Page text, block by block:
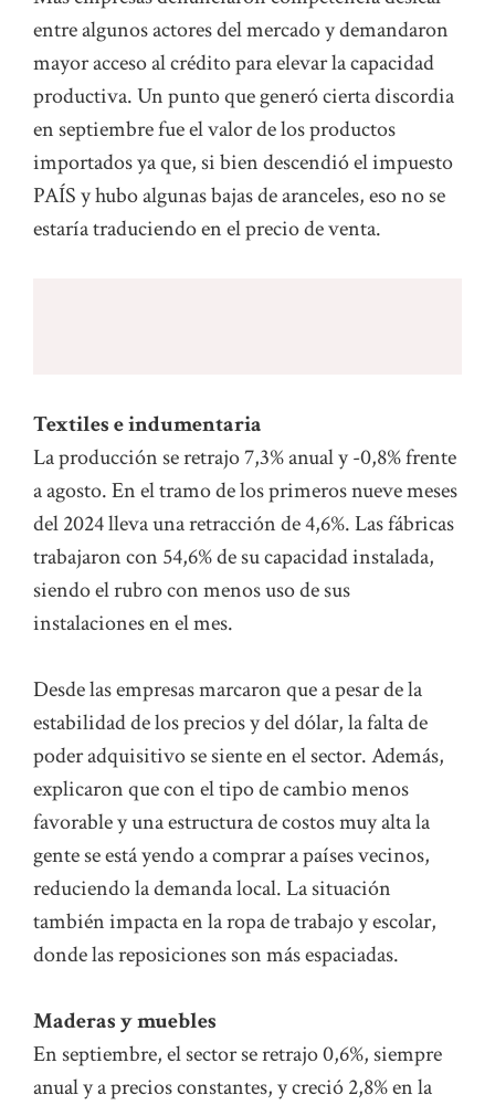
entre algunos actores del mercado y demandaron
mayor acceso al crédito para elevar la capacidad
productiva. Un punto que generó cierta discordia
en septiembre fue el valor de los productos
importados ya que, si bien descendió el impuesto
PAÍS y hubo algunas bajas de aranceles, eso no se
estaría traduciendo en el precio de venta.
Textiles e indumentaria
La producción se retrajo 7,3% anual y -0,8% frente
a agosto. En el tramo de los primeros nueve meses
del 2024 lleva una retracción de 4,6%. Las fábricas
trabajaron con 54,6% de su capacidad instalada,
siendo el rubro con menos uso de sus
instalaciones en el mes.
Desde las empresas marcaron que a pesar de la
estabilidad de los precios y del dólar, la falta de
poder adquisitivo se siente en el sector. Además,
explicaron que con el tipo de cambio menos
favorable y una estructura de costos muy alta la
gente se está yendo a comprar a países vecinos,
reduciendo la demanda local. La situación
también impacta en la ropa de trabajo y escolar,
donde las reposiciones son más espaciadas.
Maderas y muebles
En septiembre, el sector se retrajo 0,6%, siempre
anual y a precios constantes, y creció 2,8% en la